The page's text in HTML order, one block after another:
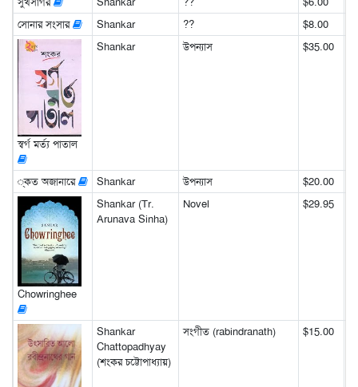
সোনার সংসার
Shankar ?? $8.00
স্বর্গ মর্ত্য পাতাল
Shankar উপন্যাস $35.00
্কত অজানারে Shankar উপন্যাস $20.00
Chowringhee
Shankar (Tr.
Arunava Sinha)
Novel $29.95
Shankar
Chattopadhyay
(শংকর চট্টোপাধ্যায়)
সংগীত (rabindranath) $15.00